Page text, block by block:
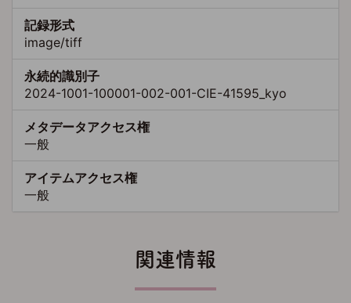
記録形式
image/tiff
永続的識別子
2024-1001-100001-002-001-CIE-41595_kyo
メタデータアクセス権
一般
アイテムアクセス権
一般
関連情報